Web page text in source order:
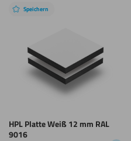
Speichern
HPL Platte Weiß 12 mm RAL
9016